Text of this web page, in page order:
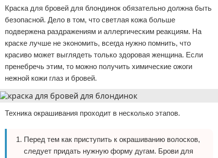
Краска для бровей для блондинок обязательно должна быть
безопасной. Дело в том, что светлая кожа больше
подвержена раздражениям и аллергическим реакциям. На
краске лучше не экономить, всегда нужно помнить, что
красиво может выглядеть только здоровая женщина. Если
пренебречь этим, то можно получить химические ожоги
нежной кожи глаз и бровей.
Техника окрашивания проходит в несколько этапов.
Перед тем как приступить к окрашиванию волосков,
следует придать нужную форму дугам. Брови для